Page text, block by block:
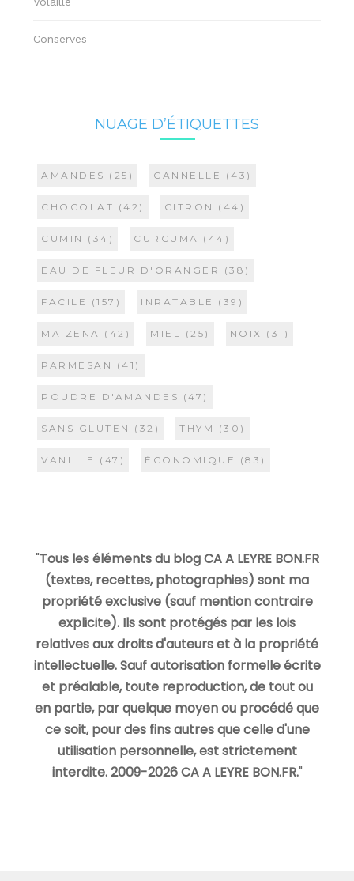
Conserves
NUAGE D’ÉTIQUETTES
AMANDES (25) CANNELLE (43)
CHOCOLAT (42) CITRON (44)
CUMIN (34) CURCUMA (44)
EAU DE FLEUR D'ORANGER (38)
FACILE (157) INRATABLE (39)
MAIZENA (42) MIEL (25) NOIX (31)
PARMESAN (41)
POUDRE D'AMANDES (47)
SANS GLUTEN (32) THYM (30)
VANILLE (47) ÉCONOMIQUE (83)
"Tous les éléments du blog CA A LEYRE BON.FR
(textes, recettes, photographies) sont ma
propriété exclusive (sauf mention contraire
explicite). Ils sont protégés par les lois
relatives aux droits d'auteurs et à la propriété
intellectuelle. Sauf autorisation formelle écrite
et préalable, toute reproduction, de tout ou
en partie, par quelque moyen ou procédé que
ce soit, pour des fins autres que celle d'une
utilisation personnelle, est strictement
interdite. 2009-2026 CA A LEYRE BON.FR."